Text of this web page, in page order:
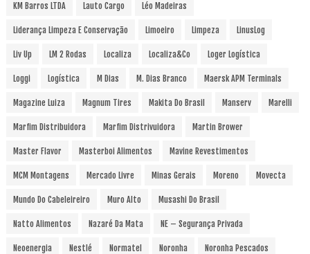
KM Barros LTDA Lauto Cargo Léo Madeiras
Liderança Limpeza E Conservação Limoeiro Limpeza LinusLog
Liv Up LM 2 Rodas Localiza Localiza&Co Loger Logística
Loggi Logística M Dias M. Dias Branco Maersk APM Terminals
Magazine Luiza Magnum Tires Makita Do Brasil Manserv Marelli
Marfim Distribuidora Marfim Distrivuidora Martin Brower
Master Flavor Masterboi Alimentos Mavine Revestimentos
MCM Montagens Mercado Livre Minas Gerais Moreno Movecta
Mundo Do Cabeleireiro Muro Alto Musashi Do Brasil
Natto Alimentos Nazaré Da Mata NE – Segurança Privada
Neoenergia Nestlé Normatel Noronha Noronha Pescados